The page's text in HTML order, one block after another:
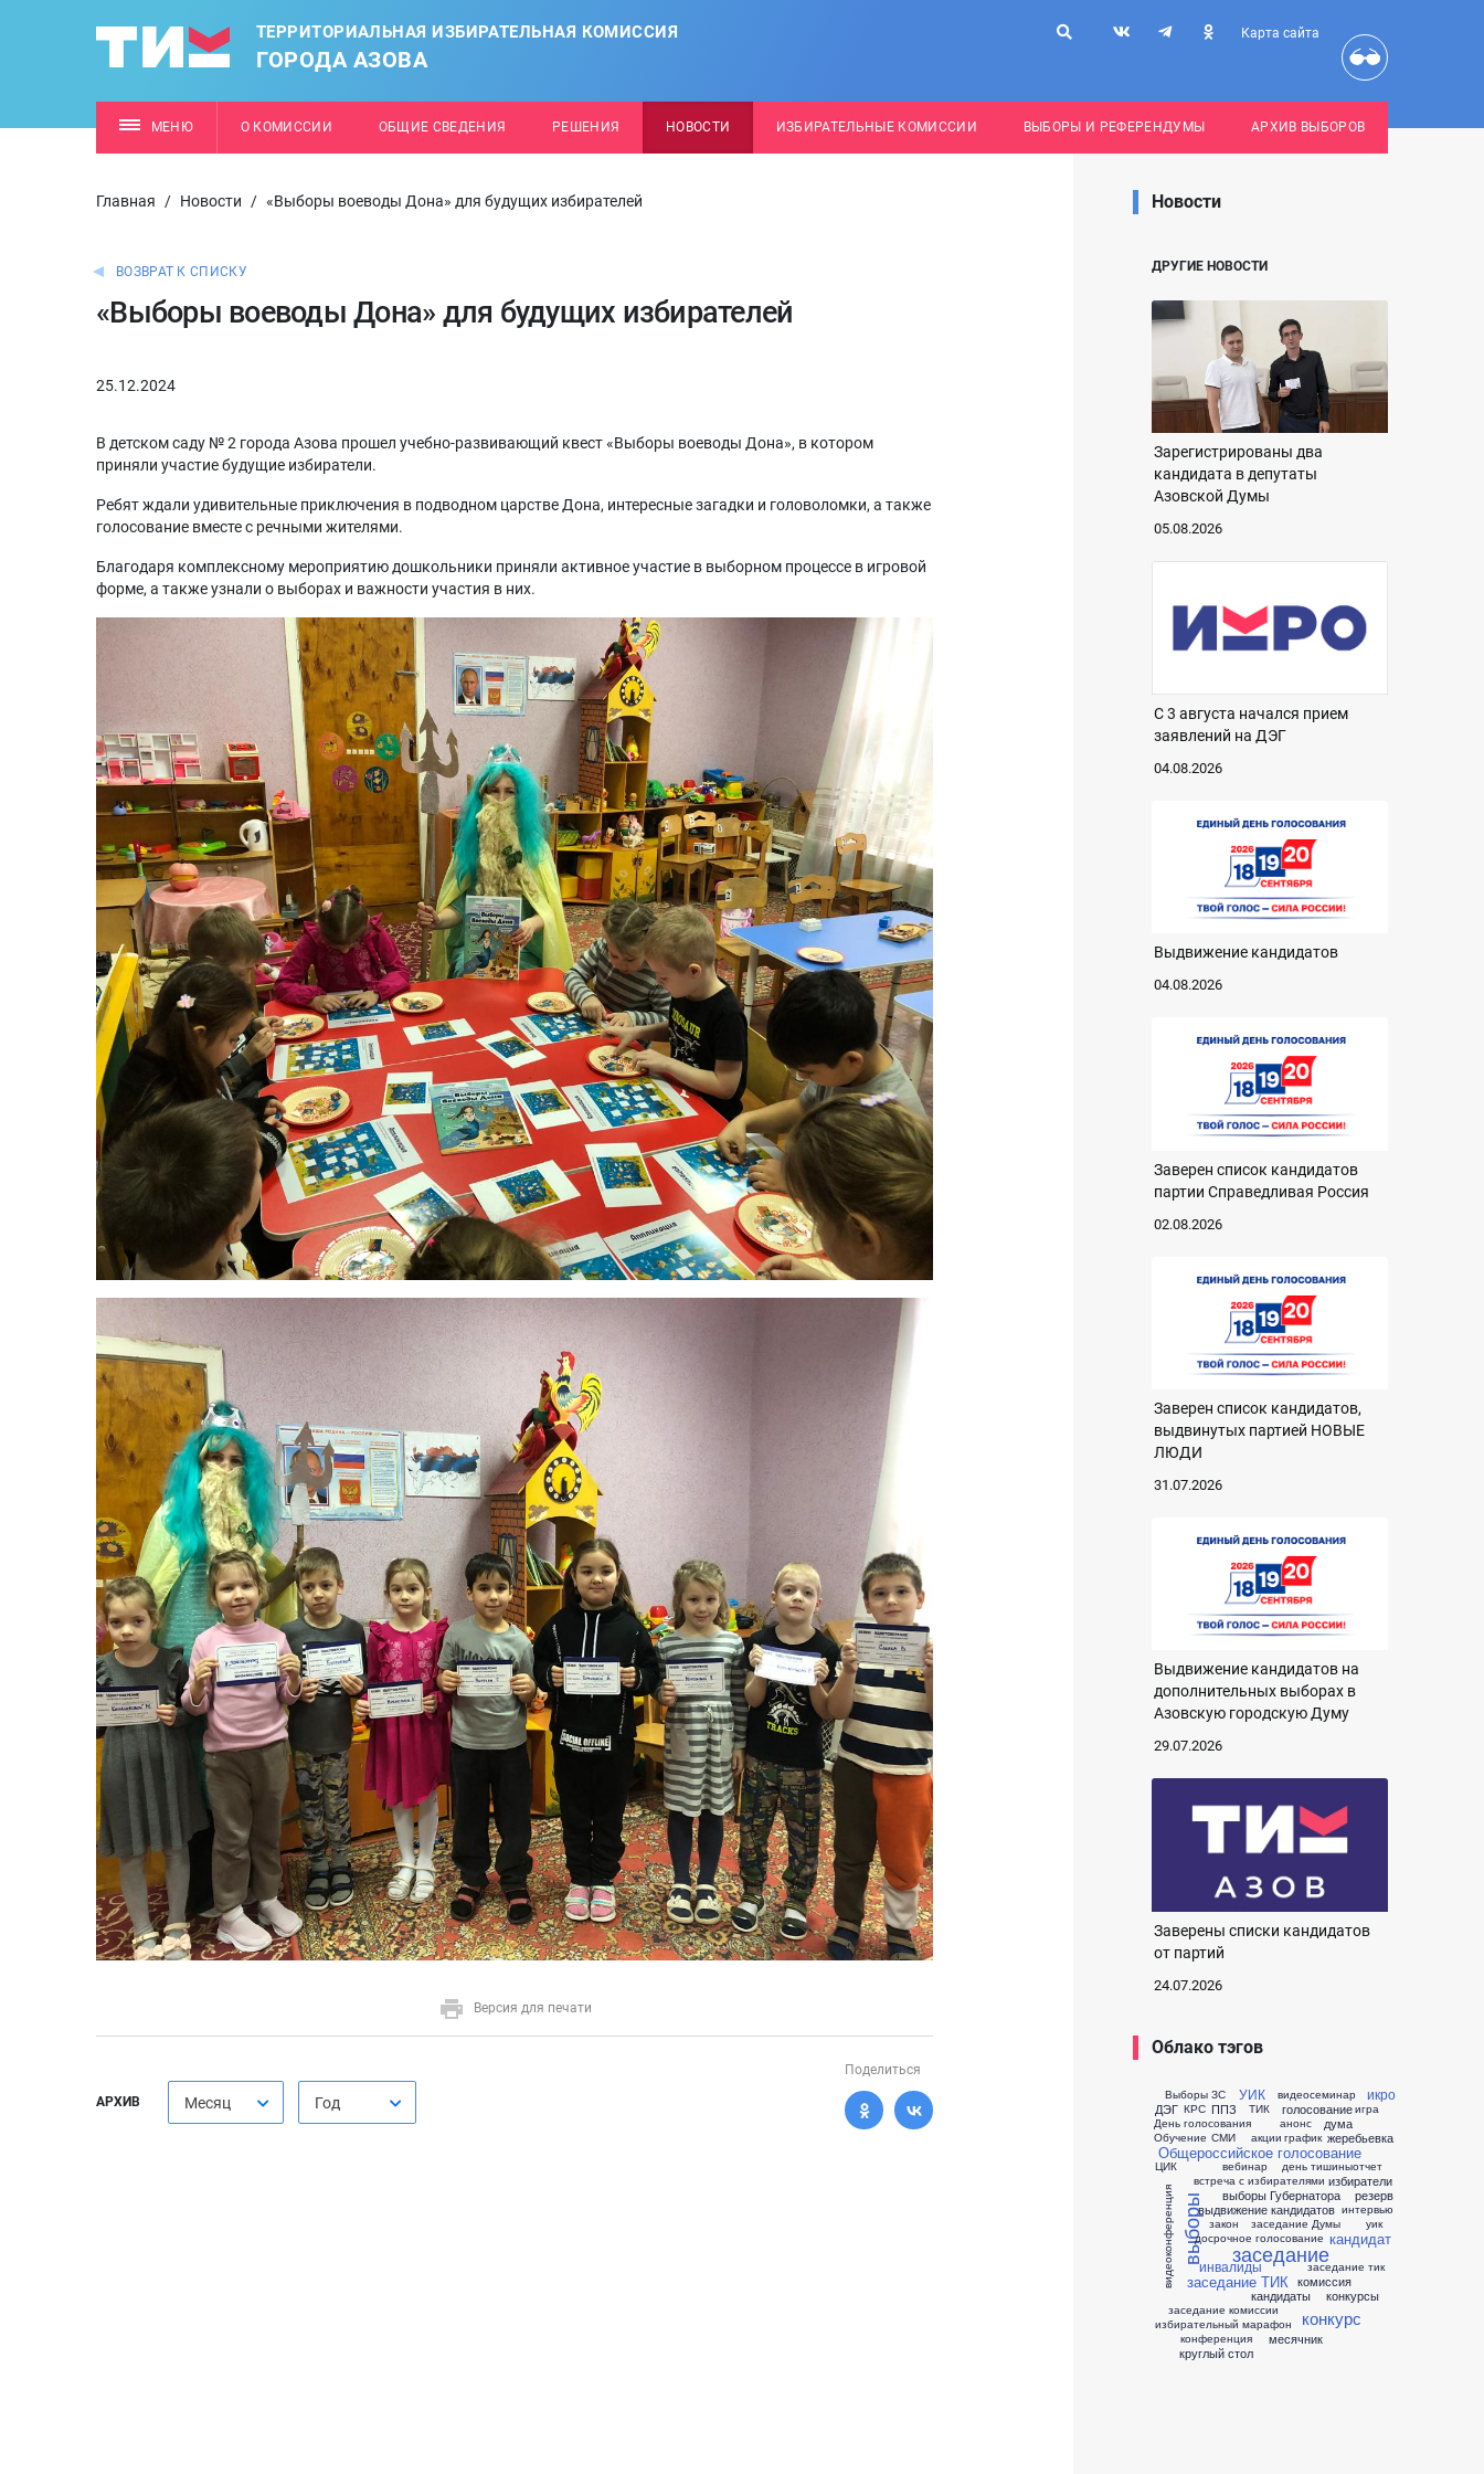
ТЕРРИТОРИАЛЬНАЯ ИЗБИРАТЕЛЬНАЯ КОМИССИЯ
ГОРОДА АЗОВА
Карта сайта
МЕНЮ О КОМИССИИ ОБЩИЕ СВЕДЕНИЯ РЕШЕНИЯ НОВОСТИ ИЗБИРАТЕЛЬНЫЕ КОМИССИИ ВЫБОРЫ И РЕФЕРЕНДУМЫ АРХИВ ВЫБОРОВ
Главная / Новости / «Выборы воеводы Дона» для будущих избирателей
ВОЗВРАТ К СПИСКУ
«Выборы воеводы Дона» для будущих избирателей
25.12.2024
В детском саду № 2 города Азова прошел учебно-развивающий квест «Выборы воеводы Дона», в котором
приняли участие будущие избиратели.
Ребят ждали удивительные приключения в подводном царстве Дона, интересные загадки и головоломки, а также
голосование вместе с речными жителями.
Благодаря комплексному мероприятию дошкольники приняли активное участие в выборном процессе в игровой
форме, а также узнали о выборах и важности участия в них.
Версия для печати
АРХИВ Месяц Год
Поделиться
Новости
ДРУГИЕ НОВОСТИ
Зарегистрированы два
кандидата в депутаты
Азовской Думы
05.08.2026
С 3 августа начался прием
заявлений на ДЭГ
04.08.2026
Выдвижение кандидатов
04.08.2026
Заверен список кандидатов
партии Справедливая Россия
02.08.2026
Заверен список кандидатов,
выдвинутых партией НОВЫЕ
ЛЮДИ
31.07.2026
Выдвижение кандидатов на
дополнительных выборах в
Азовскую городскую Думу
29.07.2026
Заверены списки кандидатов
от партий
24.07.2026
Облако тэгов
Выборы ЗС
ДЭГ
День голосования
КРС
Обучение
Общероссийское голосование
ППЗ
СМИ
ТИК
УИК
ЦИК
акции
анонс
вебинар
видеоконференция
видеосеминар
встреча с избирателями
выборы
выборы Губернатора
выдвижение кандидатов
голосование
график
день тишины
досрочное голосование
дума
жеребьевка
закон
заседание
заседание Думы
заседание ТИК
заседание комиссии
заседание тик
игра
избиратели
избирательный марафон
икро
инвалиды
интервью
кандидат
кандидаты
комиссия
конкурс
конкурсы
конференция
круглый стол
месячник
отчет
резерв
уик